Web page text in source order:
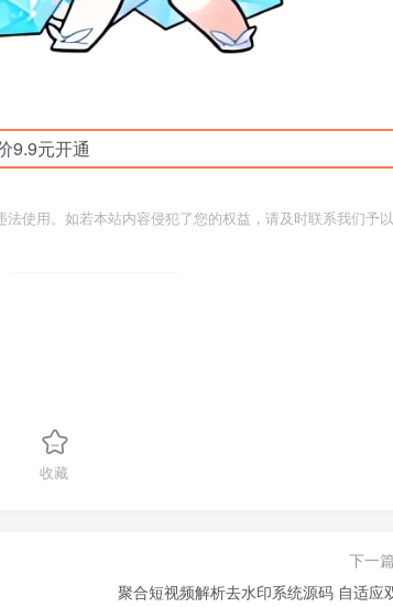
9.9元开通
使用。如若本站内容侵犯了您的权益，请及时联系我们予以
收藏
下一
聚合短视频解析去水印系统源码 自适应